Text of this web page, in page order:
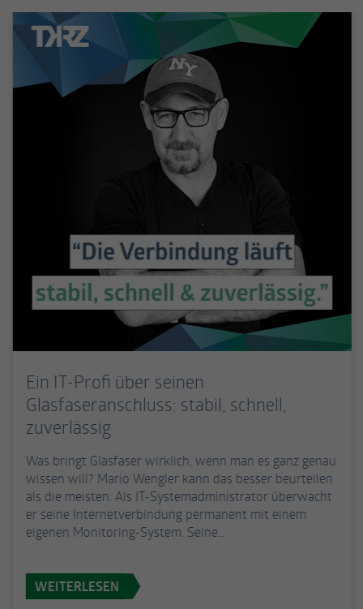
Ein IT-Profi über seinen
Glasfaseranschluss: stabil, schnell,
zuverlässig
Was bringt Glasfaser wirklich, wenn man es ganz genau
wissen will? Mario Wengler kann das besser beurteilen
als die meisten. Als IT-Systemadministrator überwacht
er seine Internetverbindung permanent mit einem
eigenen Monitoring-System. Seine…
WEITERLESEN